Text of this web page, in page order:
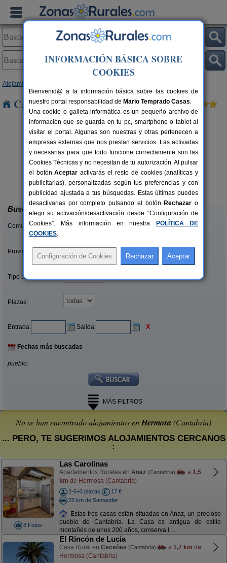
Alojamientos
Casas Rurales cerca de Hermosa
33+1 pers.
desde24 €
Casa Rural Campoo
Naveda (Cantabria)
Buscar
Comunidades:
Provincias/Islas:
Tipo alquiler:
Plazas:
Entrada: Salida: X
Fechas más buscadas
pueblo:
MÁS FILTROS
No se han encontrado alojamientos enHermosa (Cantabria)
... PERO, TE SUGERIMOS ALOJAMIENTOS CERCANOS
:
8 Fotos
Las Carolinas
Apartamentos Rurales en Anaz (Cantabria) a 1,5
km de Hermosa (Cantabria)
2-6+3 plazas
17 €
25 km de Santander
Estas tres casas están situadas en Anaz, un precioso
pueblo de Cantabria. La Casa es antigua de estilo
montañés de unos 200 años, conserva l ...
El Rincón de Lucía
Casa Rural en Ceceñas (Cantabria) a 1,7 km de
Hermosa (Cantabria)
INFORMACIÓN BÁSICA SOBRE
COOKIES
Bienvenid@ a la información básica sobre las cookies de
nuestro portal responsabilidad de Mario Temprado Casas.
Una cookie o galleta informática es un pequeño archivo de
información que se guarda en tu pc, smartphone o tablet al
visitar el portal. Algunas son nuestras y otras pertenecen a
empresas externas que nos prestan servicios. Las activadas
y necesarias para que todo funcione correctamente son las
Cookies Técnicas y no necesitan de tu autorización. Al pulsar
el botónAceptar activarás el resto de cookies (analíticas y
publicitarias), personalizadas según tus preferencias y con
publicidad ajustada a tus búsquedas. Estas últimas puedes
desactivarlas por completo pulsando el botón Rechazar o
elegir su activación/desactivación desde “Configuración de
Cookies”. Más información en nuestra
POLÍTICA DE
COOKIES.